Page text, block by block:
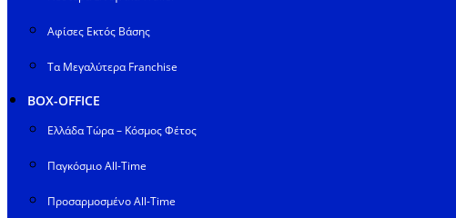
Αφίσες Εκτός Βάσης
Τα Μεγαλύτερα Franchise
BOX-OFFICE
Ελλάδα Τώρα – Κόσμος Φέτος
Παγκόσμιο All-Time
Προσαρμοσμένο All-Time